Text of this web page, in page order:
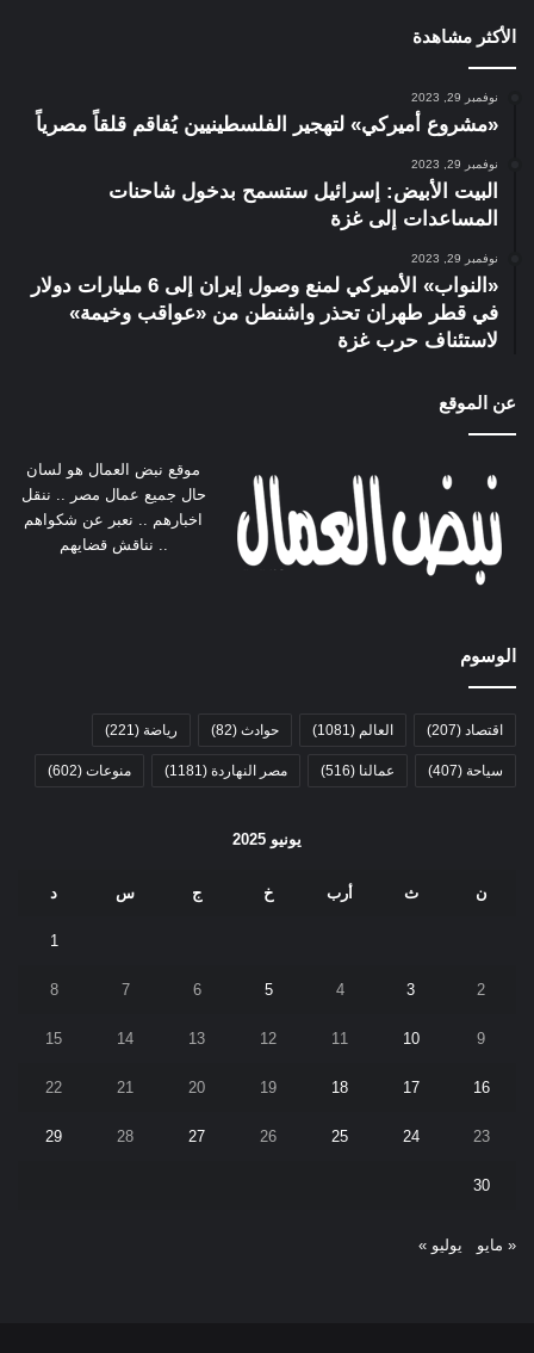
الأكثر مشاهدة
نوفمبر 29, 2023
«مشروع أميركي» لتهجير الفلسطينيين يُفاقم قلقاً مصرياً
نوفمبر 29, 2023
البيت الأبيض: إسرائيل ستسمح بدخول شاحنات
المساعدات إلى غزة
نوفمبر 29, 2023
«النواب» الأميركي لمنع وصول إيران إلى 6 مليارات دولار
في قطر طهران تحذر واشنطن من «عواقب وخيمة»
لاستئناف حرب غزة
عن الموقع
موقع نبض العمال هو لسان
حال جميع عمال مصر .. ننقل
اخبارهم .. نعبر عن شكواهم
.. نناقش قضايهم
الوسوم
اقتصاد (207) العالم (1081) حوادث (82) رياضة (221)
سياحة (407) عمالنا (516) مصر النهاردة (1181) منوعات (602)
يونيو 2025
ن ث أرب خ ج س د
1
2
3
4
5
6
7
8
9
10
11
12
13
14
15
16
17
18
19
20
21
22
23
24
25
26
27
28
29
30
« مايو يوليو »